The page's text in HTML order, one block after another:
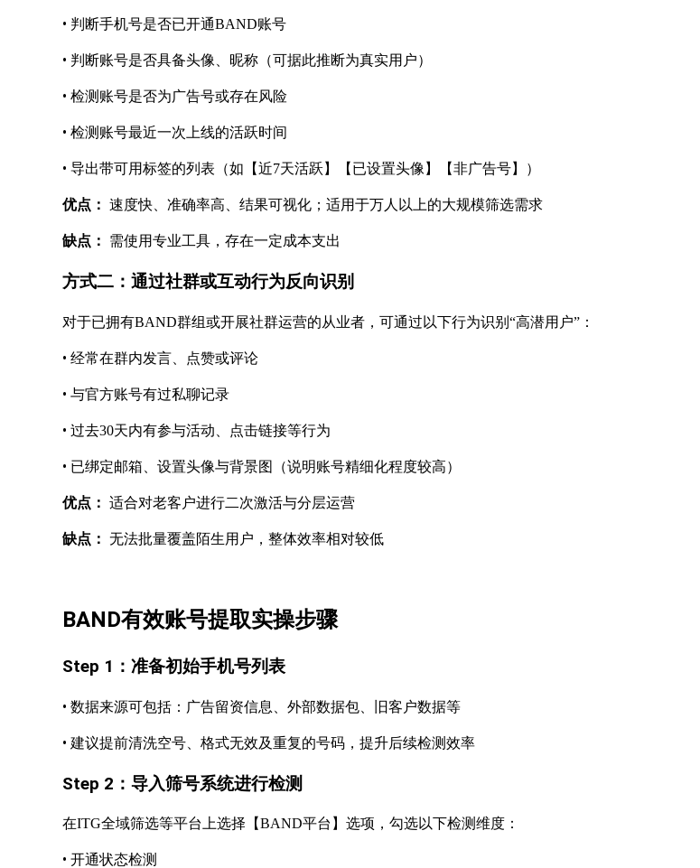
• 判断手机号是否已开通BAND账号
• 判断账号是否具备头像、昵称（可据此推断为真实用户）
• 检测账号是否为广告号或存在风险
• 检测账号最近一次上线的活跃时间
• 导出带可用标签的列表（如【近7天活跃】【已设置头像】【非广告号】）
优点： 速度快、准确率高、结果可视化；适用于万人以上的大规模筛选需求
缺点： 需使用专业工具，存在一定成本支出
方式二：通过社群或互动行为反向识别
对于已拥有BAND群组或开展社群运营的从业者，可通过以下行为识别“高潜用户”：
• 经常在群内发言、点赞或评论
• 与官方账号有过私聊记录
• 过去30天内有参与活动、点击链接等行为
• 已绑定邮箱、设置头像与背景图（说明账号精细化程度较高）
优点： 适合对老客户进行二次激活与分层运营
缺点： 无法批量覆盖陌生用户，整体效率相对较低
BAND有效账号提取实操步骤
Step 1：准备初始手机号列表
• 数据来源可包括：广告留资信息、外部数据包、旧客户数据等
• 建议提前清洗空号、格式无效及重复的号码，提升后续检测效率
Step 2：导入筛号系统进行检测
在ITG全域筛选等平台上选择【BAND平台】选项，勾选以下检测维度：
• 开通状态检测